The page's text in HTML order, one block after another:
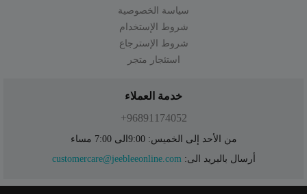
سياسة الخصوصية
شروط الإستخدام
شروط الإسترجاع
استئجار متجر
خدمة العملاء
96891174052+
من الأحد إلى الخميس: 9:00الى 7:00 مساء
أرسال بالبريد الى: customercare@jeebleeonline.com